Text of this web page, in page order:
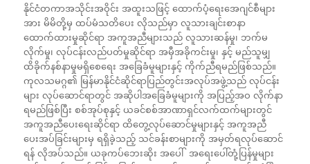
နိုင်ငံတကာအသိုင်းအဝိုင်း အထူးသဖြင့် ထောက်ပံ့ရေးအေဂျင်စီများ
အား မိမိတို့မှ ထပ်မံသတိပေး လိုသည်မှာ လူသားချင်းစာနာ
ထောက်ထားမှုဆိုင်ရာ အကူအညီများသည် လူသားဆန်မှု၊ ဘက်မ
လိုက်မှု၊ လုပ်ငန်းလည်ပတ်မှုဆိုင်ရာ အမှီအခိုကင်းမှု၊ နှင့် မည်သူမျှ
ထိခိုက်နစ်နာမှုမရှိစေရေး အခြေခံမူများနှင့် ကိုက်ညီရမည်ဖြစ်သည်။
ကုလသမဂ္ဂ၏ မြန်မာ​နိုင်ငံဆိုင်ရာပြည်တွင်းအလုပ်အဖွဲ့သည် လုပ်ငန်း
များ လုပ်ဆောင်ရာတွင် အဆိုပါအခြေခံမူများကို အပြည့်အဝ လိုက်နာ
ရမည်ဖြစ်ပြီး စစ်အုပ်စုနှင့် ယခင်စစ်အာဏာရှင်လက်ထက်များတွင်
အကူအညီပေးရေးဆိုင်ရာ ထိတွေ့လုပ်ဆောင်မှုများနှင့် အကူအညီ
ပေးအပ်ခြင်းများမှ ရရှိခဲ့သည့် သင်ခန်းစာများကို အမှတ်ရလုပ်ဆောင်
ရန် လိုအပ်သည်။ ယခုကပ်ဘေးဆိုး အပေါ် အရေးပေါ်တုံ့ပြန်မှုများ